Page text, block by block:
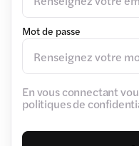
Mot de passe
En vous connectant
politiques de